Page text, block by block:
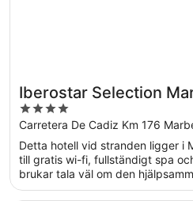
Iberostar Selection
4
out
of
5
Carretera De Cadiz Km 176
Detta hotell vid stranden ligger i
till gratis wi-fi, fullständigt spa
brukar tala väl om den